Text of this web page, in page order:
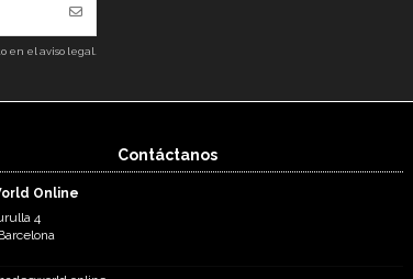
en el aviso legal.
Contáctanos
Online
4